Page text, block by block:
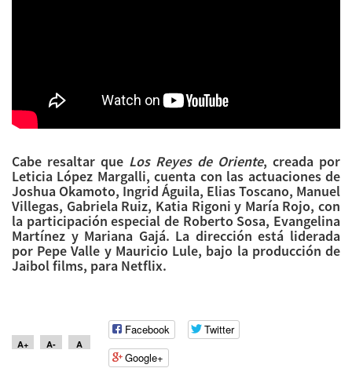
Cabe resaltar que Los Reyes de Oriente, creada por
Leticia López Margalli, cuenta con las actuaciones de
Joshua Okamoto, Ingrid Águila, Elias Toscano, Manuel
Villegas, Gabriela Ruiz, Katia Rigoni y María Rojo, con
la participación especial de Roberto Sosa, Evangelina
Martínez y Mariana Gajá. La dirección está liderada
por Pepe Valle y Mauricio Lule, bajo la producción de
Jaibol films, para Netflix.
A+ A- A
Facebook
Twitter
Google+